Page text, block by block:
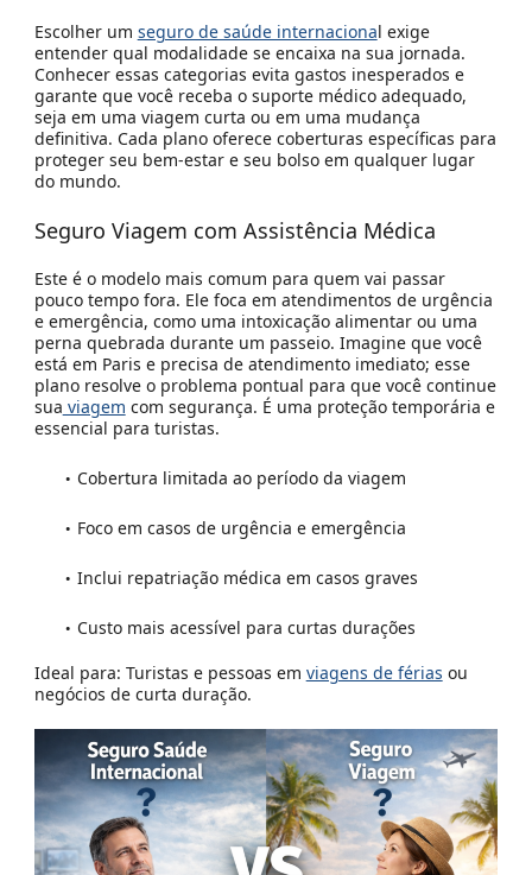
Escolher um seguro de saúde internacional exige
entender qual modalidade se encaixa na sua jornada.
Conhecer essas categorias evita gastos inesperados e
garante que você receba o suporte médico adequado,
seja em uma viagem curta ou em uma mudança
definitiva. Cada plano oferece coberturas específicas para
proteger seu bem-estar e seu bolso em qualquer lugar
do mundo.
Seguro Viagem com Assistência Médica
Este é o modelo mais comum para quem vai passar
pouco tempo fora. Ele foca em atendimentos de urgência
e emergência, como uma intoxicação alimentar ou uma
perna quebrada durante um passeio. Imagine que você
está em Paris e precisa de atendimento imediato; esse
plano resolve o problema pontual para que você continue
sua viagem com segurança. É uma proteção temporária e
essencial para turistas.
Cobertura limitada ao período da viagem
Foco em casos de urgência e emergência
Inclui repatriação médica em casos graves
Custo mais acessível para curtas durações
Ideal para: Turistas e pessoas em viagens de férias ou
negócios de curta duração.